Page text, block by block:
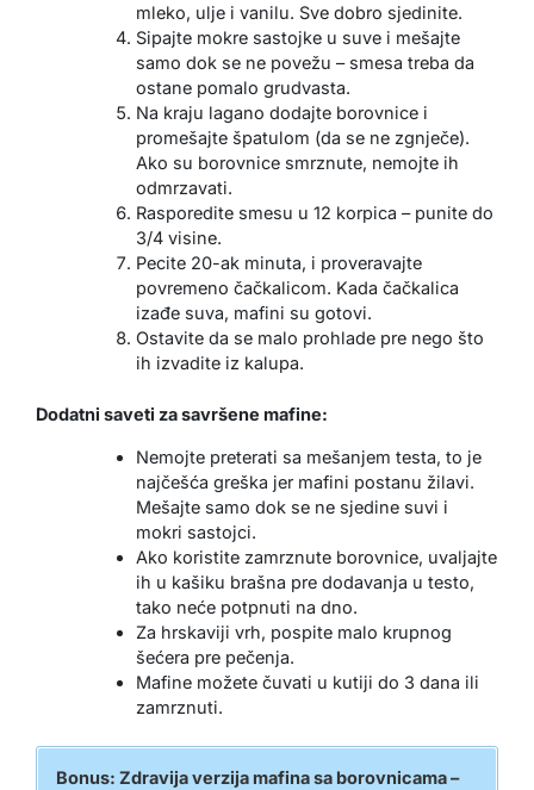
mleko, ulje i vanilu. Sve dobro sjedinite.
Sipajte mokre sastojke u suve i mešajte
samo dok se ne povežu – smesa treba da
ostane pomalo grudvasta.
Na kraju lagano dodajte borovnice i
promešajte špatulom (da se ne zgnječe).
Ako su borovnice smrznute, nemojte ih
odmrzavati.
Rasporedite smesu u 12 korpica – punite do
3/4 visine.
Pecite 20-ak minuta, i proveravajte
povremeno čačkalicom. Kada čačkalica
izađe suva, mafini su gotovi.
Ostavite da se malo prohlade pre nego što
ih izvadite iz kalupa.
Dodatni saveti za savršene mafine:
Nemojte preterati sa mešanjem testa, to je
najčešća greška jer mafini postanu žilavi.
Mešajte samo dok se ne sjedine suvi i
mokri sastojci.
Ako koristite zamrznute borovnice, uvaljajte
ih u kašiku brašna pre dodavanja u testo,
tako neće potpnuti na dno.
Za hrskaviji vrh, pospite malo krupnog
šećera pre pečenja.
Mafine možete čuvati u kutiji do 3 dana ili
zamrznuti.
Bonus: Zdravija verzija mafina sa borovnicama –